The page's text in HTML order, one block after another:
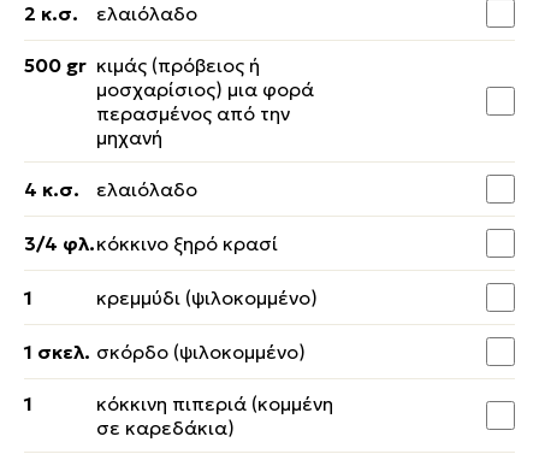
2 κ.σ. ελαιόλαδο
500 gr κιμάς (πρόβειος ή
μοσχαρίσιος) μια φορά
περασμένος από την
μηχανή
4 κ.σ. ελαιόλαδο
3/4 φλ.κόκκινο ξηρό κρασί
1 κρεμμύδι (ψιλοκομμένο)
1 σκελ. σκόρδο (ψιλοκομμένο)
1
κόκκινη πιπεριά (κομμένη
σε καρεδάκια)